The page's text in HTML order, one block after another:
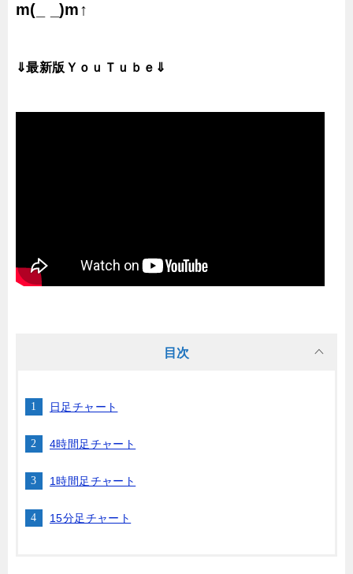
m(_ _)m↑
⇓最新版ＹｏｕＴｕｂｅ⇓
目次
日足チャート
4時間足チャート
1時間足チャート
15分足チャート